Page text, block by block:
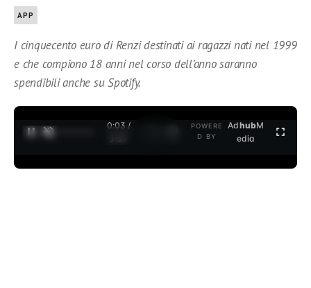
APP
I cinquecento euro di Renzi destinati ai ragazzi nati nel 1999
e che compiono 18 anni nel corso dell’anno saranno
spendibili anche su Spotify.
0:03 /
3:37
POWERE
D BY
AdhubM
edia